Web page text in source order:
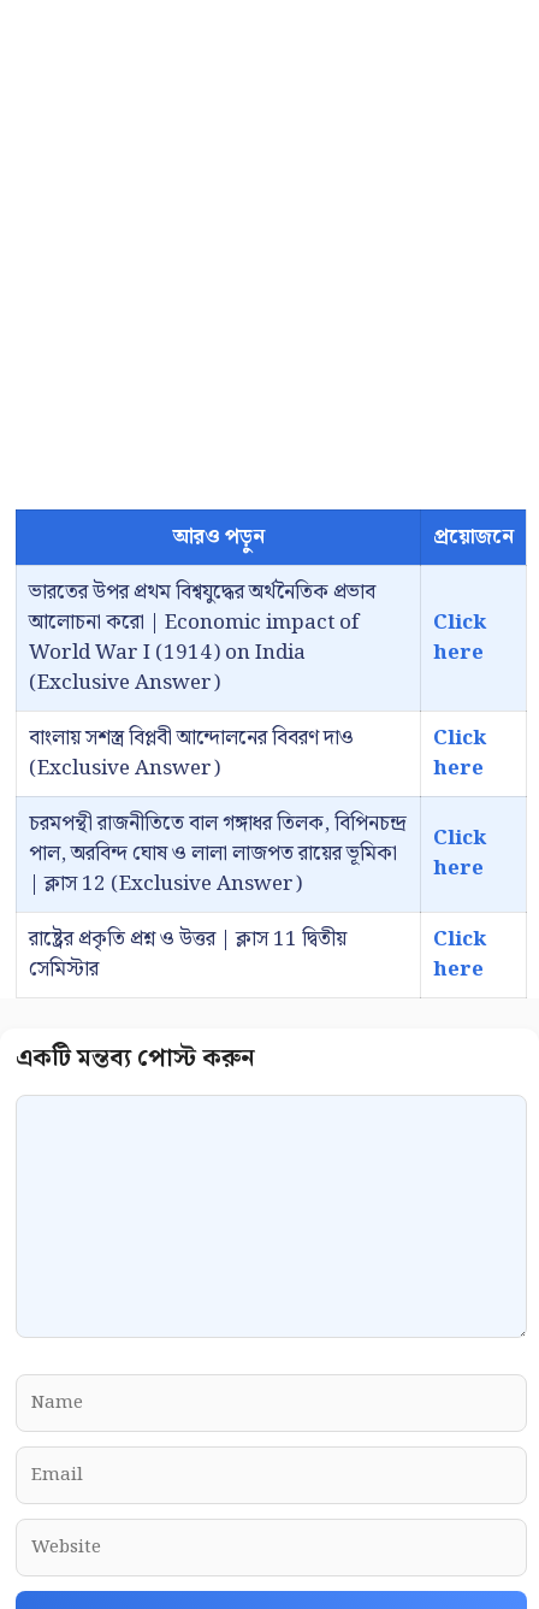
আরও পড়ুন
প্রয়োজনে
ভারতের উপর প্রথম বিশ্বযুদ্ধের অর্থনৈতিক প্রভাব
আলোচনা করো | Economic impact of
World War I (1914) on India
(Exclusive Answer)
Click
here
বাংলায় সশস্ত্র বিপ্লবী আন্দোলনের বিবরণ দাও
(Exclusive Answer)
Click
here
চরমপন্থী রাজনীতিতে বাল গঙ্গাধর তিলক, বিপিনচন্দ্র
পাল, অরবিন্দ ঘোষ ও লালা লাজপত রায়ের ভূমিকা
| ক্লাস 12 (Exclusive Answer)
Click
here
রাষ্ট্রের প্রকৃতি প্রশ্ন ও উত্তর | ক্লাস 11 দ্বিতীয়
সেমিস্টার
Click
here
Comment
Name
Email
Website